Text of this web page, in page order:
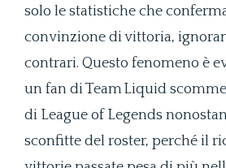
solo le statistiche che
convinzione di vittoria,
contrari. Questo fenomeno è
un fan di Team Liquid
di League of Legends
sconfitte del roster, perché il